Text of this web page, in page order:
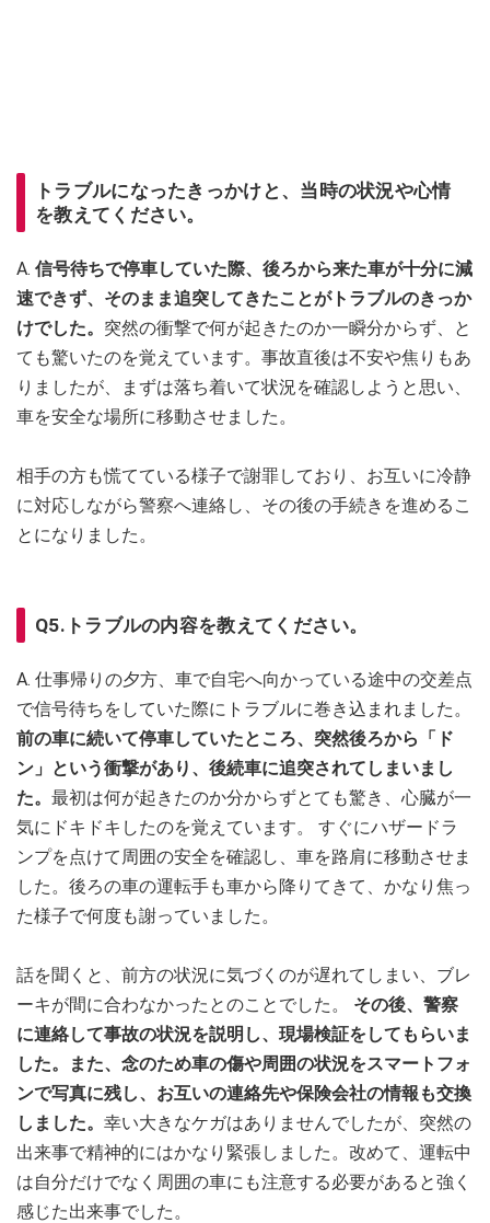
トラブルになったきっかけと、当時の状況や心情
を教えてください。
A. 信号待ちで停車していた際、後ろから来た車が十分に減
速できず、そのまま追突してきたことがトラブルのきっか
けでした。 突然の衝撃で何が起きたのか一瞬分からず、と
ても驚いたのを覚えています。事故直後は不安や焦りもあ
りましたが、まずは落ち着いて状況を確認しようと思い、
車を安全な場所に移動させました。
相手の方も慌てている様子で謝罪しており、お互いに冷静
に対応しながら警察へ連絡し、その後の手続きを進めるこ
とになりました。
Q5.トラブルの内容を教えてください。
A. 仕事帰りの夕方、車で自宅へ向かっている途中の交差点
で信号待ちをしていた際にトラブルに巻き込まれました。
前の車に続いて停車していたところ、突然後ろから「ド
ン」という衝撃があり、後続車に追突されてしまいまし
た。 最初は何が起きたのか分からずとても驚き、心臓が一
気にドキドキしたのを覚えています。 すぐにハザードラ
ンプを点けて周囲の安全を確認し、車を路肩に移動させま
した。後ろの車の運転手も車から降りてきて、かなり焦っ
た様子で何度も謝っていました。
話を聞くと、前方の状況に気づくのが遅れてしまい、ブレ
ーキが間に合わなかったとのことでした。 その後、警察
に連絡して事故の状況を説明し、現場検証をしてもらいま
した。また、念のため車の傷や周囲の状況をスマートフォ
ンで写真に残し、お互いの連絡先や保険会社の情報も交換
しました。 幸い大きなケガはありませんでしたが、突然の
出来事で精神的にはかなり緊張しました。改めて、運転中
は自分だけでなく周囲の車にも注意する必要があると強く
感じた出来事でした。